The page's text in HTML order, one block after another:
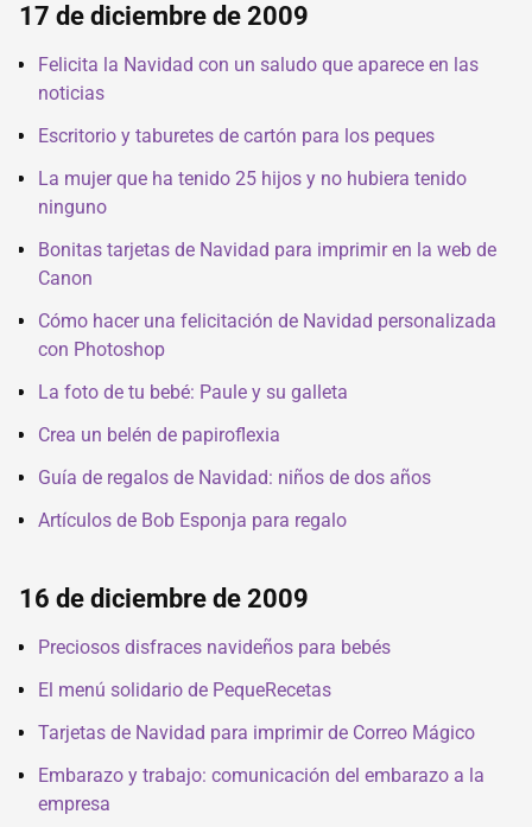
17 de diciembre de 2009
Felicita la Navidad con un saludo que aparece en las
noticias
Escritorio y taburetes de cartón para los peques
La mujer que ha tenido 25 hijos y no hubiera tenido
ninguno
Bonitas tarjetas de Navidad para imprimir en la web de
Canon
Cómo hacer una felicitación de Navidad personalizada
con Photoshop
La foto de tu bebé: Paule y su galleta
Crea un belén de papiroflexia
Guía de regalos de Navidad: niños de dos años
Artículos de Bob Esponja para regalo
16 de diciembre de 2009
Preciosos disfraces navideños para bebés
El menú solidario de PequeRecetas
Tarjetas de Navidad para imprimir de Correo Mágico
Embarazo y trabajo: comunicación del embarazo a la
empresa